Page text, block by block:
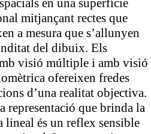
en una superfície
mitjançant rectes que
a mesura que s’allunyen
del dibuix. Els
visió múltiple i amb visió
ofereixen fredes
d’una realitat objectiva.
representació que brinda la
lineal és un reflex sensible